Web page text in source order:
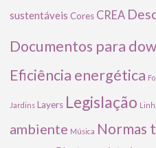
sustentáveis Cores CREA
Documentos para
Eficiência energética
Jardins Layers Legislação
ambiente Música Normas